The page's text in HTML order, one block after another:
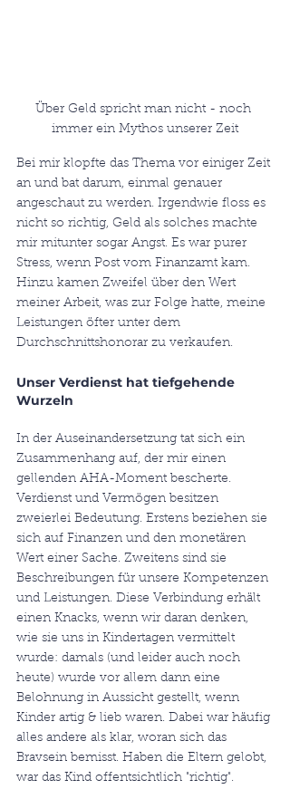
Über Geld spricht man nicht - noch
immer ein Mythos unserer Zeit
Bei mir klopfte das Thema vor einiger Zeit
an und bat darum, einmal genauer
angeschaut zu werden. Irgendwie floss es
nicht so richtig, Geld als solches machte
mir mitunter sogar Angst. Es war purer
Stress, wenn Post vom Finanzamt kam.
Hinzu kamen Zweifel über den Wert
meiner Arbeit, was zur Folge hatte, meine
Leistungen öfter unter dem
Durchschnittshonorar zu verkaufen.
Unser Verdienst hat tiefgehende
Wurzeln
In der Auseinandersetzung tat sich ein
Zusammenhang auf, der mir einen
gellenden AHA-Moment bescherte.
Verdienst und Vermögen besitzen
zweierlei Bedeutung. Erstens beziehen sie
sich auf Finanzen und den monetären
Wert einer Sache. Zweitens sind sie
Beschreibungen für unsere Kompetenzen
und Leistungen. Diese Verbindung erhält
einen Knacks, wenn wir daran denken,
wie sie uns in Kindertagen vermittelt
wurde: damals (und leider auch noch
heute) wurde vor allem dann eine
Belohnung in Aussicht gestellt, wenn
Kinder artig & lieb waren. Dabei war häufig
alles andere als klar, woran sich das
Bravsein bemisst. Haben die Eltern gelobt,
war das Kind offentsichtlich "richtig".